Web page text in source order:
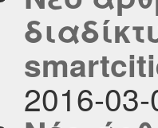
2016-